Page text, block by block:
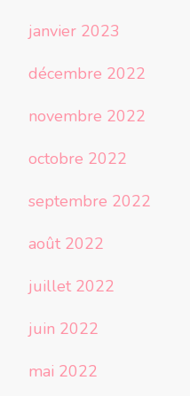
janvier 2023
décembre 2022
novembre 2022
octobre 2022
septembre 2022
août 2022
juillet 2022
juin 2022
mai 2022